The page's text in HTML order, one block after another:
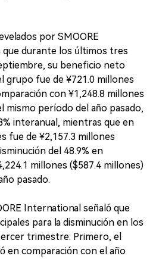
por SMOORE
durante los últimos tres
su beneficio neto
grupo fue de ¥721.0 millones
con ¥1,248.8 millones
mismo período del año pasado,
interanual, mientras que en
fue de ¥2,157.3 millones
del 48.9% en
millones ($587.4 millones)
pasado.
International señaló que
para la disminución en los
trimestre: Primero, el
en comparación con el año